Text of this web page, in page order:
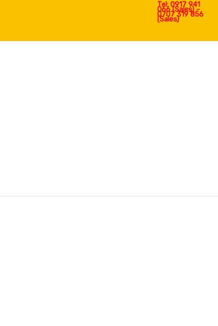
Tel: 0917 941
066 (Sales) –
0707 319 856
(Sales)